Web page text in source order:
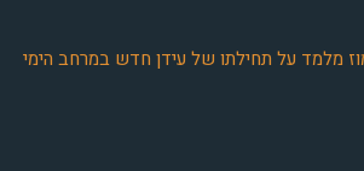
מלמד על תחילתו של עידן חדש במרחב הימי